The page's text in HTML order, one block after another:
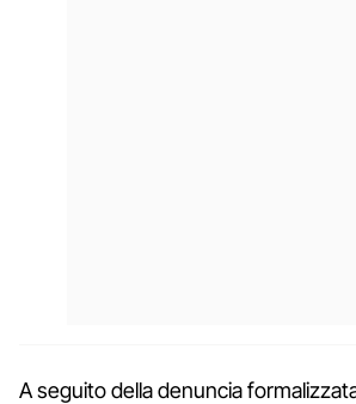
A seguito della denuncia